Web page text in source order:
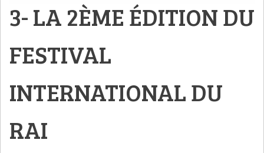
3- LA 2ÈME ÉDITION DU
FESTIVAL
INTERNATIONAL DU
RAI